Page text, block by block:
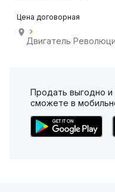
Цена договорная
Двигатель
Продать выгодно
сможете в